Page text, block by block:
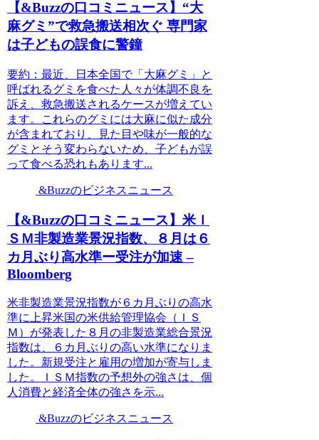
【&Buzzの口コミニュース】“大
麻グミ”で救急搬送相次ぐ 専門家
は子どもの誤食に警鐘
要約：最近、日本全国で「大麻グミ」と
呼ばれるグミを食べた人々が体調不良を
訴え、救急搬送されるケースが増えてい
ます。これらのグミには大麻に似た成分
が含まれており、見た目や味が一般的な
グミとそう変わらないため、子どもが誤
って食べる恐れもあります...
&Buzzのビジネスニュース
【&Buzzの口コミニュース】米Ｉ
ＳＭ非製造業景況指数、８月は６
カ月ぶり高水準ー受注が加速 –
Bloomberg
米非製造業景況指数が６カ月ぶりの高水
準に上昇米国の米供給管理協会（ＩＳ
Ｍ）が発表した８月の非製造業総合景況
指数は、６カ月ぶりの高い水準になりま
した。新規受注と雇用の増加が寄与しま
した。ＩＳＭ指数の予想外の強さは、個
人消費と経済全体の強さを示...
&Buzzのビジネスニュース